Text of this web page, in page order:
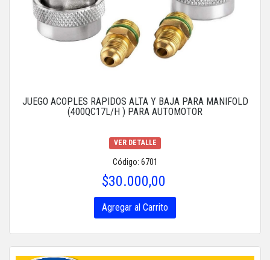
JUEGO ACOPLES RAPIDOS ALTA Y BAJA PARA MANIFOLD
(400QC17L/H ) PARA AUTOMOTOR
VER DETALLE
Código: 6701
$30.000,00
Agregar al Carrito